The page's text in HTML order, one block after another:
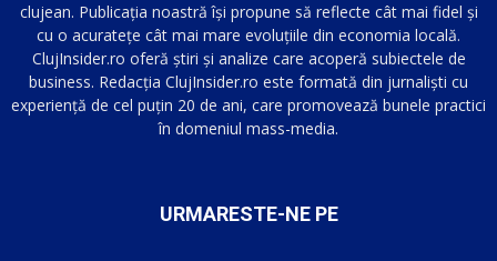
clujean. Publicația noastră își propune să reflecte cât mai fidel și
cu o acuratețe cât mai mare evoluțiile din economia locală.
ClujInsider.ro oferă știri și analize care acoperă subiectele de
business. Redacția ClujInsider.ro este formată din jurnaliști cu
experiență de cel puțin 20 de ani, care promovează bunele practici
în domeniul mass-media.
URMARESTE-NE PE